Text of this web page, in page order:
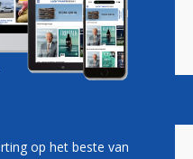
Vacatures
op het beste van